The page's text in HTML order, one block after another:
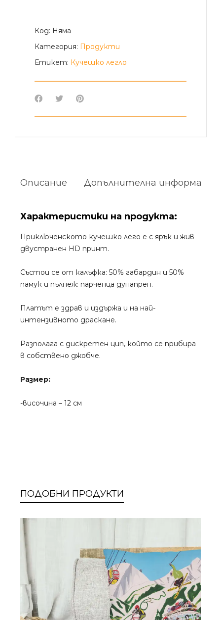
Код: Няма
Категория: Продукти
Етикет: Кучешко легло
Описание Допълнителна информация
Характеристики на продукта:
Приключенското кучешко лего е с ярък и жив
двустранен HD принт.
Състои се от калъфка: 50% габардин и 50%
памук и пълнеж: парченца дунапрен.
Платът е здрав и издържа и на най-
интензивното драскане.
Разполага с дискретен цип, който се прибира
в собствено джобче.
Размер:
-височина – 12 см
ПОДОБНИ ПРОДУКТИ